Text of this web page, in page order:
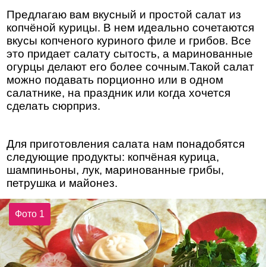
Предлагаю вам вкусный и простой салат из
копчёной курицы. В нем идеально сочетаются
вкусы копченого куриного филе и грибов. Все
это придает салату сытость, а маринованные
огурцы делают его более сочным.Такой салат
можно подавать порционно или в одном
салатнике, на праздник или когда хочется
сделать сюрприз.
Для приготовления салата нам понадобятся
следующие продукты: копчёная курица,
шампиньоны, лук, маринованные грибы,
петрушка и майонез.
Фото 1